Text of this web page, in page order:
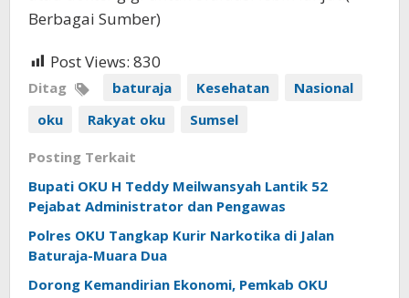
Berbagai Sumber)
Post Views: 830
Ditag baturaja Kesehatan
Nasional
oku
Rakyat oku Sumsel
Posting Terkait
Bupati OKU H Teddy Meilwansyah Lantik 52
Pejabat Administrator dan Pengawas
Polres OKU Tangkap Kurir Narkotika di Jalan
Baturaja-Muara Dua
Dorong Kemandirian Ekonomi, Pemkab OKU